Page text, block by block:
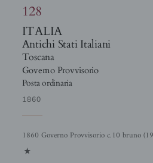
128
ITALIA
Antichi Stati Italiani
Toscana
Governo Provvisorio
Posta ordinaria
1860
1860 Governo Provvisorio c.10 bruno
1